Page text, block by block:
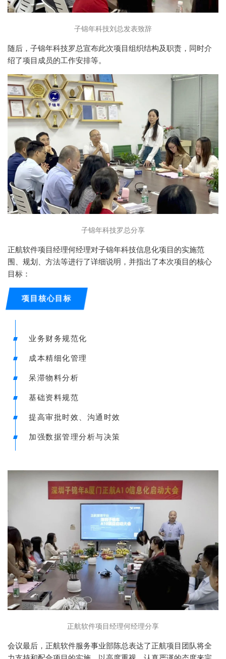
子锦年科技刘总发表致辞
随后，子锦年科技罗总宣布此次项目组织结构及职责，同时介
绍了项目成员的工作安排等。
子锦年科技罗总分享
正航软件项目经理何经理对子锦年科技信息化项目的实施范
围、规划、方法等进行了详细说明，并指出了本次项目的核心
目标：
项目核心目标
业务财务规范化
成本精细化管理
呆滞物料分析
基础资料规范
提高审批时效、沟通时效
加强数据管理分析与决策
正航软件项目经理何经理分享
会议最后，正航软件服务事业部陈总表达了正航项目团队将全